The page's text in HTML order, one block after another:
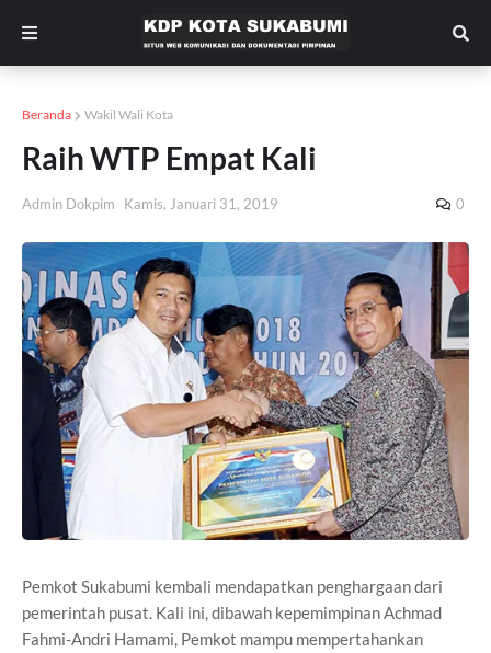
Beranda Wakil Wali Kota
Raih WTP Empat Kali
Admin Dokpim Kamis, Januari 31, 2019 0
Pemkot Sukabumi kembali mendapatkan penghargaan dari
pemerintah pusat. Kali ini, dibawah kepemimpinan Achmad
Fahmi-Andri Hamami, Pemkot mampu mempertahankan